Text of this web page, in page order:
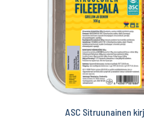
ASC Sitruunainen